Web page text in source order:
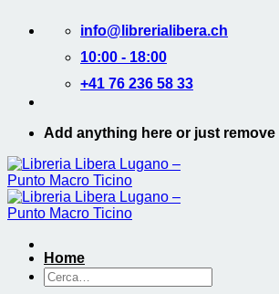
contenuti
info@librerialibera.ch
10:00 - 18:00
+41 76 236 58 33
Add anything here or just remove
Cerca:
Home